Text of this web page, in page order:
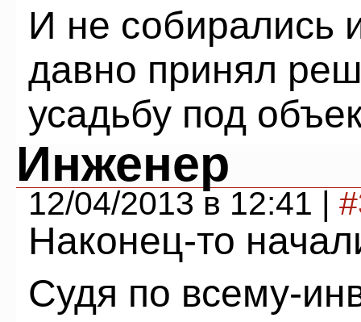
И не собирались
давно принял
усадьбу под
Инженер
12/04/2013 в 12:41 |
Наконец-то
Судя по всему-